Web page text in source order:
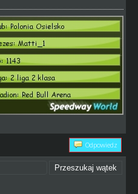
Odpowiedz